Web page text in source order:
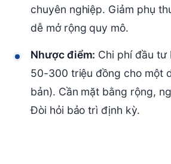
chuyên nghiệp. Giảm phụ
dễ mở rộng quy mô.
Nhược điểm: Chi phí đầu tư
50-300 triệu đồng cho một
bản). Cần mặt bằng rộng,
Đòi hỏi bảo trì định kỳ.